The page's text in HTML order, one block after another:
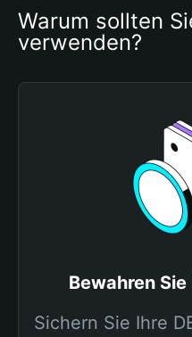
Warum sollten
verwenden?
Bewahren
Sichern Sie Ihre